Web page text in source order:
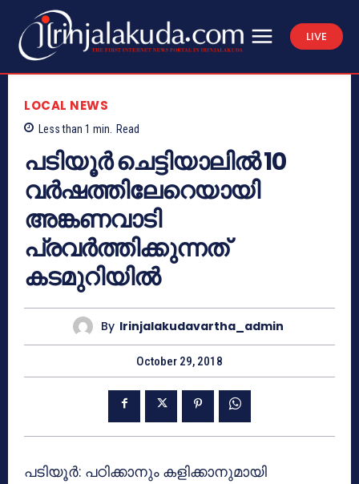
LIVE
LOCAL NEWS
Less than 1 min. Read
പടിയൂര്‍ ചെട്ടിയാലില്‍ 10
വര്‍ഷത്തിലേറെയായി
അങ്കണവാടി
പ്രവര്‍ത്തിക്കുന്നത്
കടമുറിയില്‍
By Irinjalakudavartha_admin
October 29, 2018
പടിയൂര്‍: പഠിക്കാനും കളിക്കാനുമായി